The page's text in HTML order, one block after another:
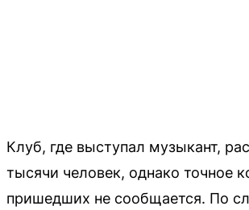
Клуб, где выступал музыкант,
тысячи человек, однако точное
пришедших не сообщается. По